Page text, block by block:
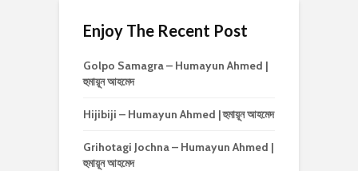
Enjoy The Recent Post
Golpo Samagra – Humayun Ahmed |
হুমায়ূন আহমেদ
Hijibiji – Humayun Ahmed | হুমায়ূন আহমেদ
Grihotagi Jochna – Humayun Ahmed |
হুমায়ূন আহমেদ